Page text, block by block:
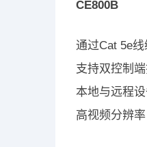
CE800B
通过Cat 5e
支持双控制
本地与远程
高视频分辨